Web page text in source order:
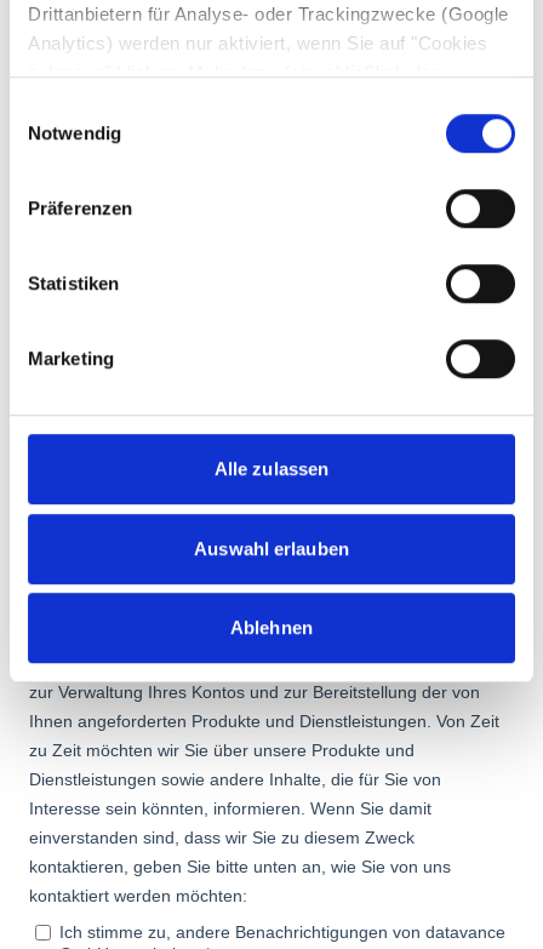
Drittanbietern für Analyse- oder Trackingzwecke (Google
Analytics) werden nur aktiviert, wenn Sie auf "Cookies
zulassen" klicken. Mehr dazu (einschließlich der
erfahren Sie in unserer
—
Notwendig
Präferenzen
Statistiken
Marketing
Alle zulassen
Auswahl erlauben
Ablehnen